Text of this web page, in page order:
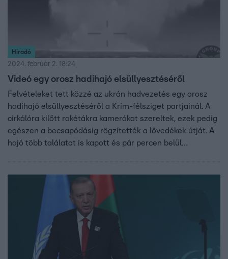
Híradó
2024. február 2. 18:24
Videó egy orosz hadihajó elsüllyesztéséről
Felvételeket tett közzé az ukrán hadvezetés egy orosz
hadihajó elsüllyesztéséről a Krím-félsziget partjainál. A
cirkálóra kilőtt rakétákra kamerákat szereltek, ezek pedig
egészen a becsapódásig rögzítették a lövedékek útját. A
hajó több találatot is kapott és pár percen belül